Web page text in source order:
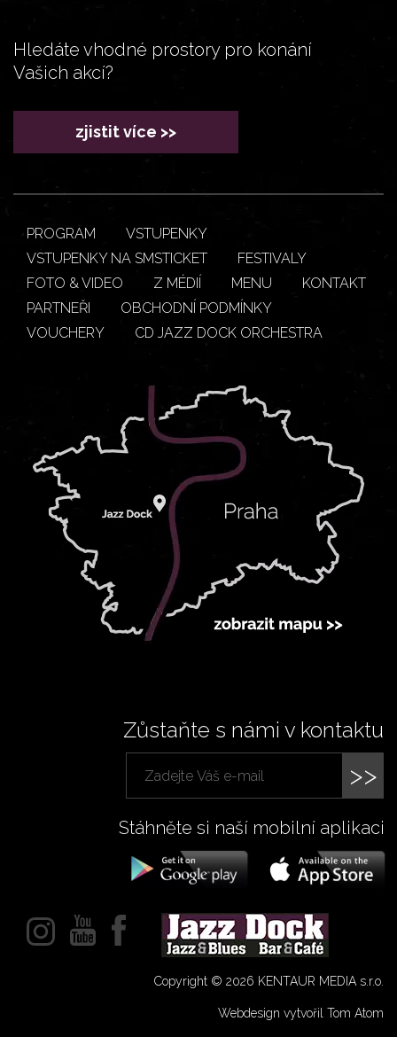
Hledáte vhodné prostory pro konání
Vašich akcí?
zjistit více >>
PROGRAM
VSTUPENKY
VSTUPENKY NA SMSTICKET
FESTIVALY
FOTO & VIDEO
Z MÉDIÍ MENU
KONTAKT
PARTNEŘI
OBCHODNÍ PODMÍNKY
VOUCHERY
CD JAZZ DOCK ORCHESTRA
Zůstaňte s námi v kontaktu
>>
Stáhněte si naší mobilní aplikaci
Copyright © 2026 KENTAUR MEDIA s.r.o.
Webdesign vytvořil Tom Atom